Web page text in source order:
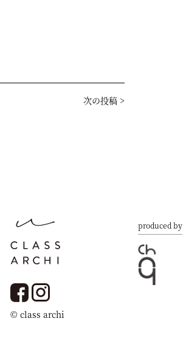
次の投稿 >
© class archi
produced by